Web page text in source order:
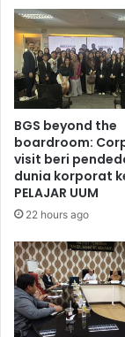
BGS beyond the
boardroom:
visit beri
dunia korporat
PELAJAR UUM
22 hours ago